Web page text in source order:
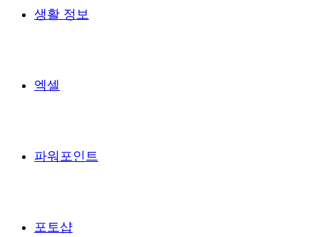
생활 정보
엑셀
파워포인트
포토샵